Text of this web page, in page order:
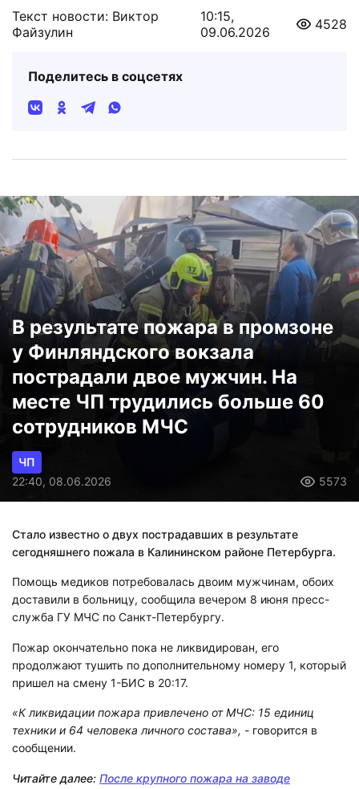
Текст новости: Виктор
Файзулин
10:15,
09.06.2026
4528
Поделитесь в соцсетях
В результате пожара в промзоне
у Финляндского вокзала
пострадали двое мужчин. На
месте ЧП трудились больше 60
сотрудников МЧС
ЧП
22:40, 08.06.2026
5573
Стало известно о двух пострадавших в результате
сегодняшнего пожала в Калининском районе Петербурга.
Помощь медиков потребовалась двоим мужчинам, обоих
доставили в больницу, сообщила вечером 8 июня пресс-
служба ГУ МЧС по Санкт-Петербургу.
Пожар окончательно пока не ликвидирован, его
продолжают тушить по дополнительному номеру 1, который
пришел на смену 1-БИС в 20:17.
«К ликвидации пожара привлечено от МЧС: 15 единиц
техники и 64 человека личного состава», - говорится в
сообщении.
Читайте далее: После крупного пожара на заводе